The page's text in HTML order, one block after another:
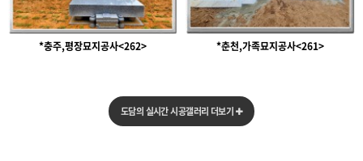
*충주,평장묘지공사<262> *춘천,가족묘지공사<261>
도담의 실시간 시공갤러리 더보기